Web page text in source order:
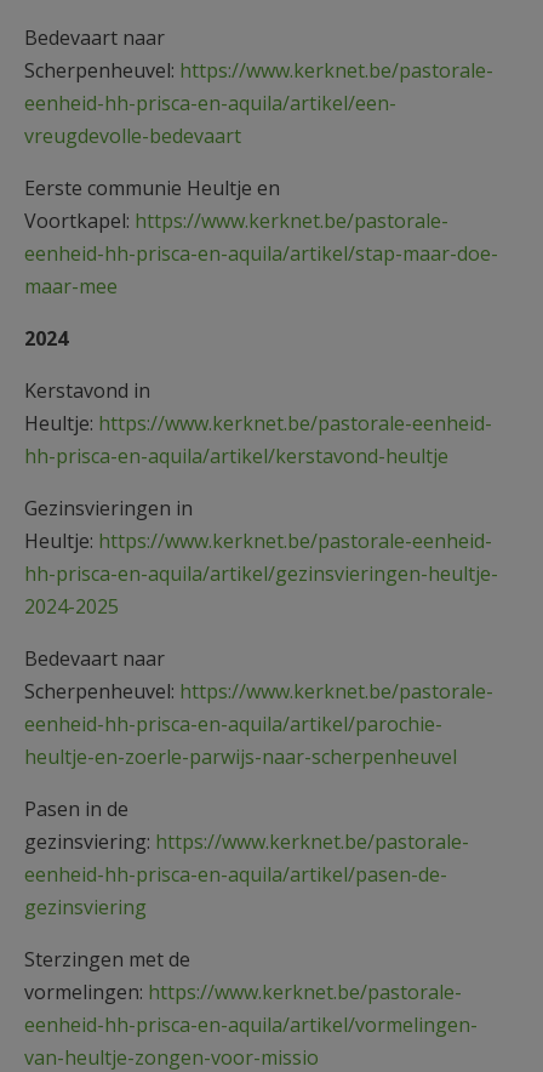
Bedevaart naar
Scherpenheuvel: https://www.kerknet.be/pastorale-
eenheid-hh-prisca-en-aquila/artikel/een-
vreugdevolle-bedevaart
Eerste communie Heultje en
Voortkapel: https://www.kerknet.be/pastorale-
eenheid-hh-prisca-en-aquila/artikel/stap-maar-doe-
maar-mee
2024
Kerstavond in
Heultje: https://www.kerknet.be/pastorale-eenheid-
hh-prisca-en-aquila/artikel/kerstavond-heultje
Gezinsvieringen in
Heultje: https://www.kerknet.be/pastorale-eenheid-
hh-prisca-en-aquila/artikel/gezinsvieringen-heultje-
2024-2025
Bedevaart naar
Scherpenheuvel: https://www.kerknet.be/pastorale-
eenheid-hh-prisca-en-aquila/artikel/parochie-
heultje-en-zoerle-parwijs-naar-scherpenheuvel
Pasen in de
gezinsviering: https://www.kerknet.be/pastorale-
eenheid-hh-prisca-en-aquila/artikel/pasen-de-
gezinsviering
Sterzingen met de
vormelingen: https://www.kerknet.be/pastorale-
eenheid-hh-prisca-en-aquila/artikel/vormelingen-
van-heultje-zongen-voor-missio